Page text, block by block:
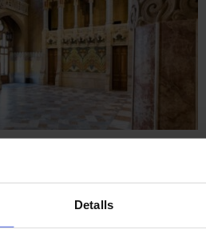
Detalls
per sis